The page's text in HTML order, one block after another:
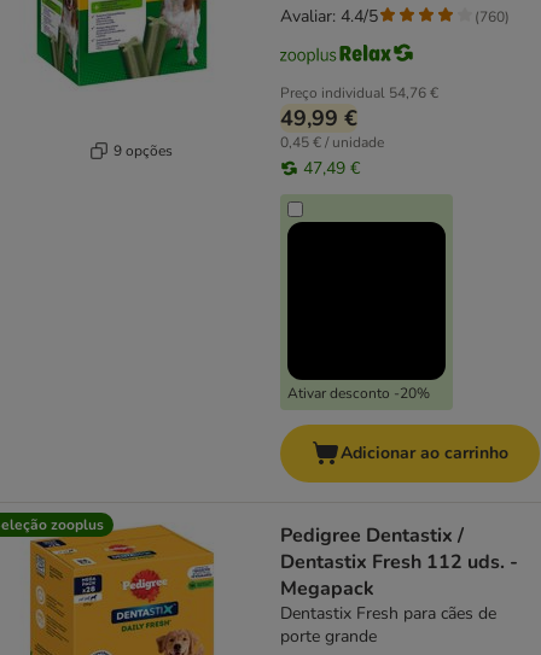
9 opções
Preço individual 54,76 €
49,99 €
0,45 € / unidade
47,49 €
Ativar desconto -20%
Avaliar: 4.4/5 (760)
Adicionar ao carrinho
zooplus
Pedigree Dentastix /
Dentastix Fresh 112 uds. -
Megapack
Dentastix Fresh para cães de
porte grande